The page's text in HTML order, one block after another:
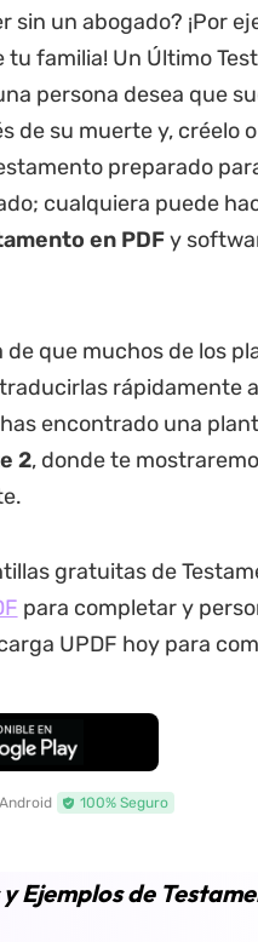
sin un abogado? ¡Por
familia! Un Último
persona desea que
de su muerte y, créelo
preparado
cualquiera puede
en PDFy
que muchos de los
rápidamente
encontrado una
2, donde te
gratuitas de
para completar y
UPDF hoy para
Gratuita
100% Seguro
Ejemplos de